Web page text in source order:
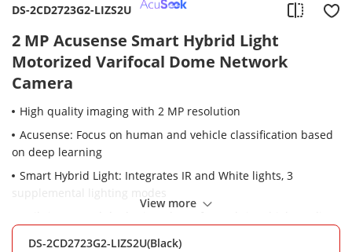
DS-2CD2723G2-LIZS2U
2 MP Acusense Smart Hybrid Light
Motorized Varifocal Dome Network
Camera
High quality imaging with 2 MP resolution
Acusense: Focus on human and vehicle classification based
on deep learning
Smart Hybrid Light: Integrates IR and White lights, 3
audio security
View more
DS-2CD2723G2-LIZS2U(Black)